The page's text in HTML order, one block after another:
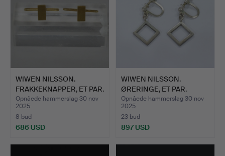
WIWEN NILSSON.
FRAKKEKNAPPER, ET PAR.
Opnåede hammerslag 30 nov
2025
8 bud
686 USD
WIWEN NILSSON.
ØRERINGE, ET PAR.
Opnåede hammerslag 30 nov
2025
23 bud
897 USD